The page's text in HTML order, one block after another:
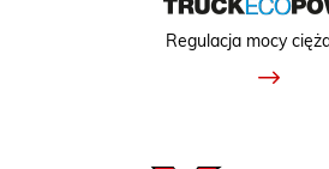
Regulacja mocy